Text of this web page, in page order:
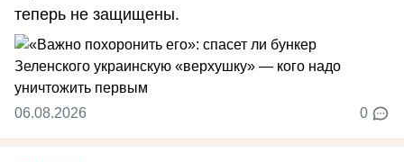
теперь не защищены.
06.08.2026 0